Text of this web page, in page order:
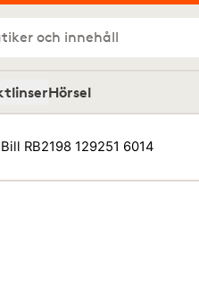
och innehåll
Hörsel
RB2198 129251 6014